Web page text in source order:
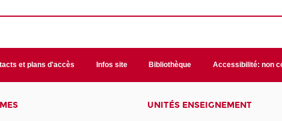
et plans d'accès Infos site Bibliothèque Accessibilité: non
UNITÉS ENSEIGNEMENT